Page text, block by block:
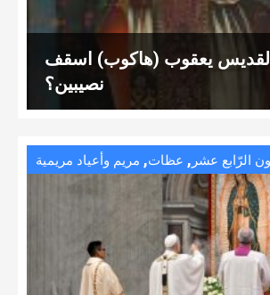
يعقوب (هاكوب) اسقف
نصيبين؟
الرّابع عشر , عظات, مريم وأعياد مريمية